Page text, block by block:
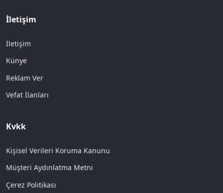
İletişim
İletişim
Künye
Reklam Ver
Vefat İlanları
Kvkk
Kişisel Verileri Koruma Kanunu
Müşteri Aydınlatma Metni
Çerez Politikası